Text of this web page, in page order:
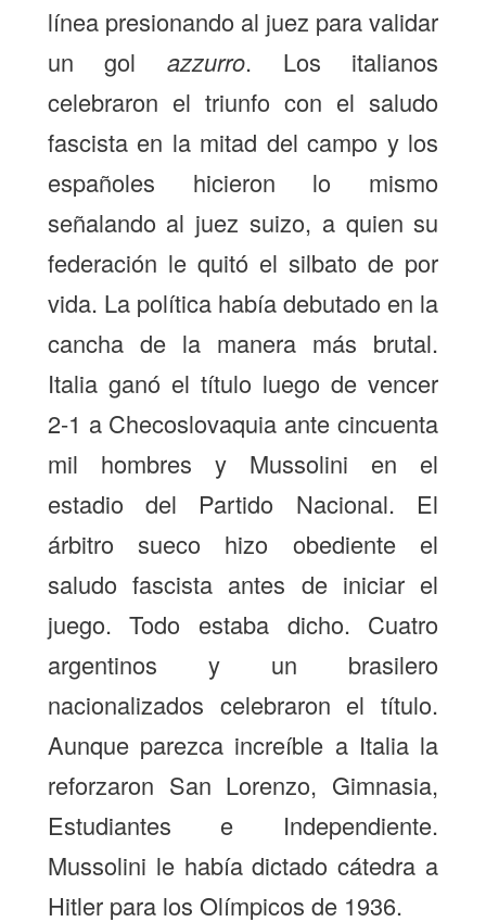
línea presionando al juez para validar
un gol azzurro. Los italianos
celebraron el triunfo con el saludo
fascista en la mitad del campo y los
españoles hicieron lo mismo
señalando al juez suizo, a quien su
federación le quitó el silbato de por
vida. La política había debutado en la
cancha de la manera más brutal.
Italia ganó el título luego de vencer
2-1 a Checoslovaquia ante cincuenta
mil hombres y Mussolini en el
estadio del Partido Nacional. El
árbitro sueco hizo obediente el
saludo fascista antes de iniciar el
juego. Todo estaba dicho. Cuatro
argentinos y un brasilero
nacionalizados celebraron el título.
Aunque parezca increíble a Italia la
reforzaron San Lorenzo, Gimnasia,
Estudiantes e Independiente.
Mussolini le había dictado cátedra a
Hitler para los Olímpicos de 1936.